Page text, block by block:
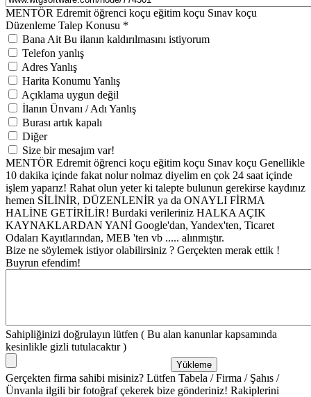
MENTÖR Edremit öğrenci koçu eğitim koçu Sınav koçu
Düzenleme Talep Konusu *
Bana Ait Bu ilanın kaldırılmasını istiyorum
Telefon yanlış
Adres Yanlış
Harita Konumu Yanlış
Açıklama uygun değil
İlanın Ünvanı / Adı Yanlış
Burası artık kapalı
Diğer
Size bir mesajım var!
MENTÖR Edremit öğrenci koçu eğitim koçu Sınav koçu Genellikle
10 dakika içinde fakat nolur nolmaz diyelim en çok 24 saat içinde
işlem yaparız! Rahat olun yeter ki talepte bulunun gerekirse kaydınız
hemen SİLİNİR, DÜZENLENİR ya da ONAYLI FİRMA
HALİNE GETİRİLİR! Burdaki verileriniz HALKA AÇIK
KAYNAKLARDAN YANİ Google'dan, Yandex'ten, Ticaret
Odaları Kayıtlarından, MEB 'ten vb ..... alınmıştır.
Bize ne söylemek istiyor olabilirsiniz ? Gerçekten merak ettik !
Buyrun efendim!
Sahipliğinizi doğrulayın lütfen ( Bu alan kanunlar kapsamında
kesinlikle gizli tutulacaktır )
Gerçekten firma sahibi misiniz? Lütfen Tabela / Firma / Şahıs /
Ünvanla ilgili bir fotoğraf çekerek bize gönderiniz! Rakiplerini